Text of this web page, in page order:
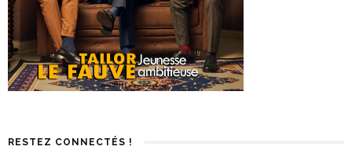
RESTEZ CONNECTÉS !